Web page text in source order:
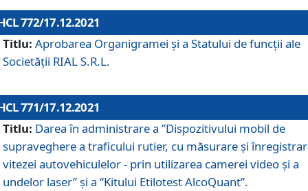
772/17.12.2021
Titlu: Aprobarea Organigramei şi a Statului de funcţii ale
Societăţii RIAL S.R.L.
771/17.12.2021
Titlu: Darea în administrare a ”Dispozitivului mobil de
supraveghere a traficului rutier, cu măsurare și
vitezei autovehiculelor - prin utilizarea camerei video și a
undelor laser” și a “Kitului Etilotest AlcoQuant”.